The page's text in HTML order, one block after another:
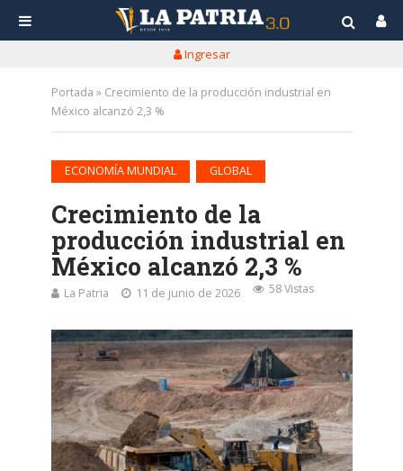
Ingresar
Portada » Crecimiento de la producción industrial en
México alcanzó 2,3 %
ECONOMÍA MUNDIAL GLOBAL
Crecimiento de la
producción industrial en
México alcanzó 2,3 %
La Patria 11 de junio de 2026 58 Vistas